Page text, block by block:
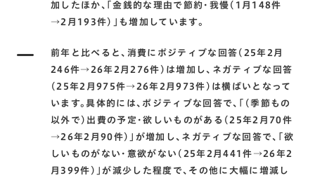
加したほか､｢金銭的な理由で節約･我慢(1月148件
→2月193件)｣も増加しています。
前年と比べると､消費にポジティブな回答(25年2月
246件→26年2月276件)は増加し､ネガティブな回答
(25年2月975件→26年2月973件)は横ばいとなって
います。具体的には､ポジティブな回答で､｢(季節もの
以外で)出費の予定･欲しいものがある(25年2月70件
→26年2月90件)｣が増加し､ネガティブな回答で､｢欲
しいものがない･意欲がない(25年2月441件→26年2
月399件)｣が減少した程度で､その他に大幅に増減し